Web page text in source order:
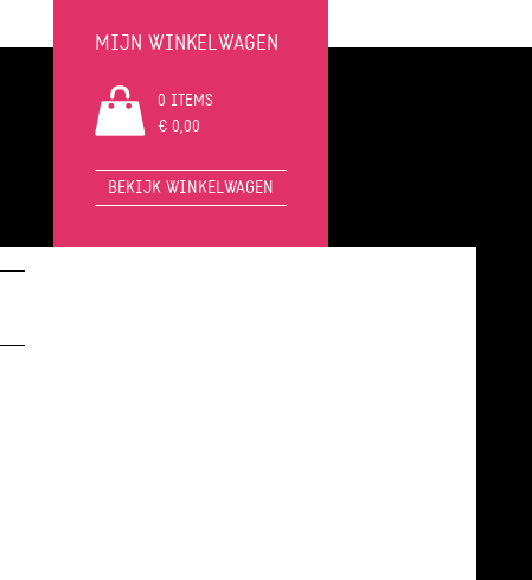
MIJN WINKELWAGEN
0 ITEMS
€ 0,00
BEKIJK WINKELWAGEN